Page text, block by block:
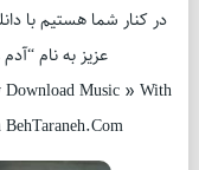
در کنار شما هستیم با
عزیز به نام
Music » With